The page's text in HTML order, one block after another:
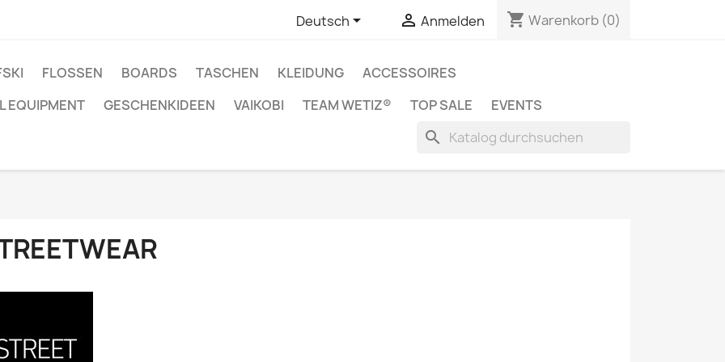
Deutsch  Anmelden shopping_cart Warenkorb (0)
FLOSSEN BOARDS TASCHEN KLEIDUNG
ACCESSOIRES
EQUIPMENT
GESCHENKIDEEN VAIKOBI TEAM WETIZ® TOP SALE EVENTS
search